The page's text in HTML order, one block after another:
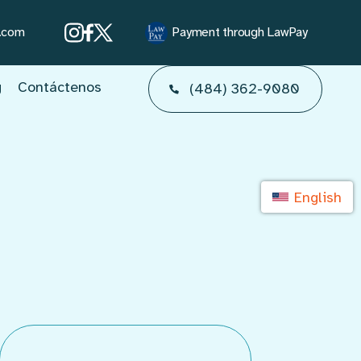
Payment through LawPay
Contáctenos (484) 362-9080
English